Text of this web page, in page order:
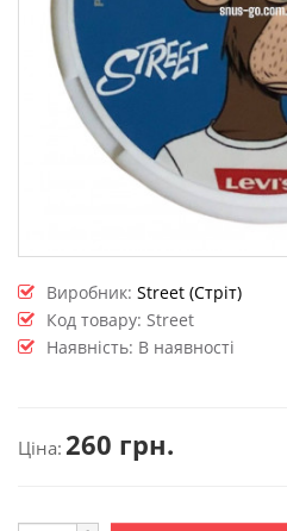
Виробник: Street (Стріт)
Код товару: Street
Наявність: В наявності
Ціна: 260 грн.